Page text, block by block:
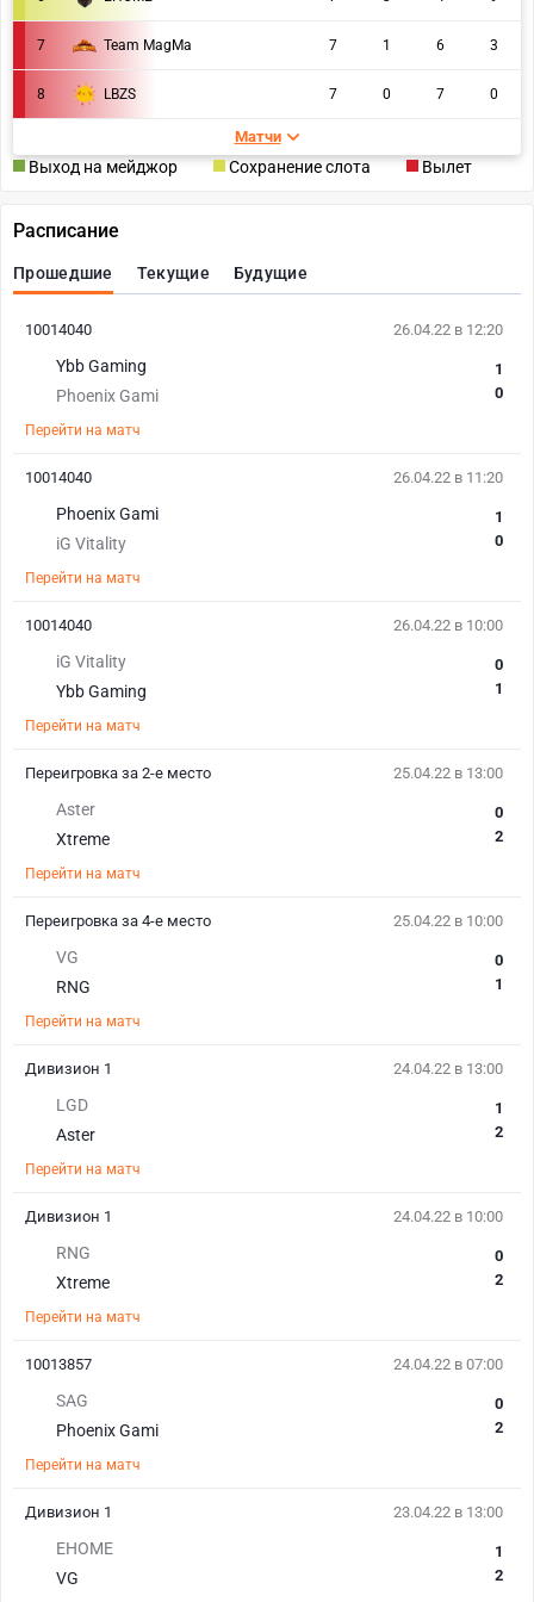
7 Team MagMa 7 1 6 3
8 LBZS 7 0 7 0
Матчи
Выход на мейджор Сохранение слота Вылет
Расписание
Прошедшие Текущие Будущие
26.04.22 в 12:20
Ybb Gaming
Phoenix Gami
1
0
Перейти на матч
10014040
26.04.22 в 11:20
Phoenix Gami
iG Vitality
1
0
Перейти на матч
10014040
26.04.22 в 10:00
iG Vitality
Ybb Gaming
0
1
Перейти на матч
10014040
25.04.22 в 13:00
Aster
Xtreme
0
2
Перейти на матч
Переигровка за 2-е место
25.04.22 в 10:00
VG
RNG
0
1
Перейти на матч
Переигровка за 4-е место
24.04.22 в 13:00
LGD
Aster
1
2
Перейти на матч
Дивизион 1
24.04.22 в 10:00
RNG
Xtreme
0
2
Перейти на матч
Дивизион 1
24.04.22 в 07:00
SAG
Phoenix Gami
0
2
Перейти на матч
10013857
23.04.22 в 13:00
EHOME
VG
1
2
Дивизион 1